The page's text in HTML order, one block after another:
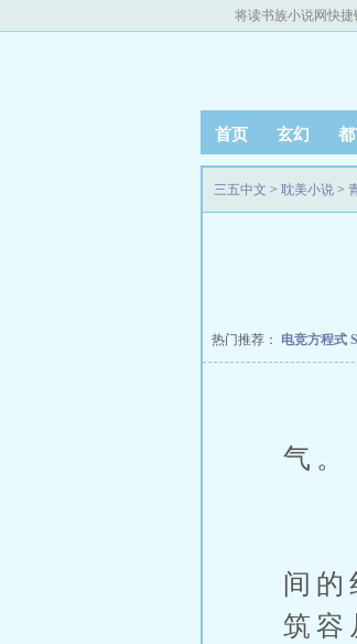
将读书族小说网快捷
首页 玄幻
三五中文 > 耽美小说 >
热门推荐： 电竞方程式
一
气。
他
间的
筑容